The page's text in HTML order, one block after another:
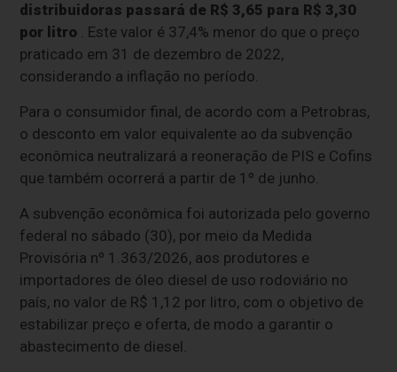
distribuidoras passará de R$ 3,65 para R$ 3,30
por litro . Este valor é 37,4% menor do que o preço
praticado em 31 de dezembro de 2022,
considerando a inflação no período.
Para o consumidor final, de acordo com a Petrobras,
o desconto em valor equivalente ao da subvenção
econômica neutralizará a reoneração de PIS e Cofins
que também ocorrerá a partir de 1º de junho.
A subvenção econômica foi autorizada pelo governo
federal no sábado (30), por meio da Medida
Provisória nº 1.363/2026, aos produtores e
importadores de óleo diesel de uso rodoviário no
país, no valor de R$ 1,12 por litro, com o objetivo de
estabilizar preço e oferta, de modo a garantir o
abastecimento de diesel.